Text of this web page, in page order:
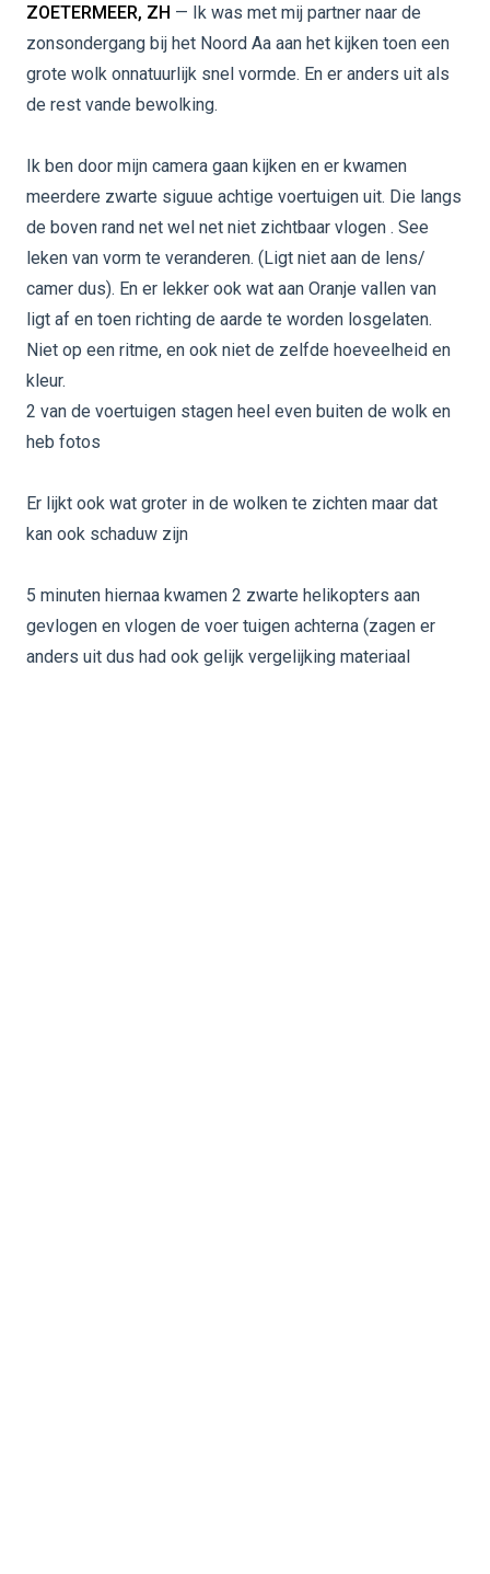
ZOETERMEER, ZH — Ik was met mij partner naar de
zonsondergang bij het Noord Aa aan het kijken toen een
grote wolk onnatuurlijk snel vormde. En er anders uit als
de rest vande bewolking.
Ik ben door mijn camera gaan kijken en er kwamen
meerdere zwarte siguue achtige voertuigen uit. Die langs
de boven rand net wel net niet zichtbaar vlogen . See
leken van vorm te veranderen. (Ligt niet aan de lens/
camer dus). En er lekker ook wat aan Oranje vallen van
ligt af en toen richting de aarde te worden losgelaten.
Niet op een ritme, en ook niet de zelfde hoeveelheid en
kleur.
2 van de voertuigen stagen heel even buiten de wolk en
heb fotos
Er lijkt ook wat groter in de wolken te zichten maar dat
kan ook schaduw zijn
5 minuten hiernaa kwamen 2 zwarte helikopters aan
gevlogen en vlogen de voer tuigen achterna (zagen er
anders uit dus had ook gelijk vergelijking materiaal